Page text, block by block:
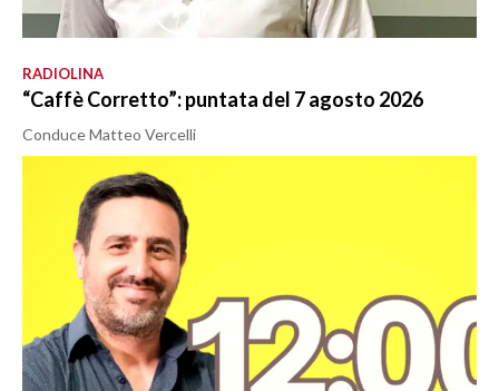
RADIOLINA
“Caffè Corretto”: puntata del 7 agosto 2026
Conduce Matteo Vercelli